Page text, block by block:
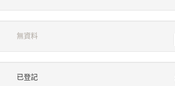
無資料
已登記